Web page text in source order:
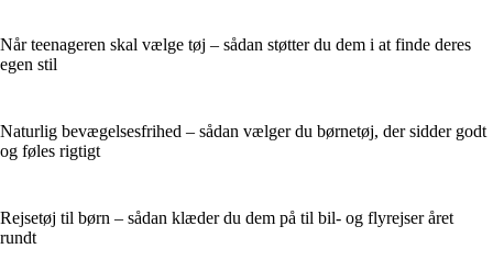
Når teenageren skal vælge tøj – sådan støtter du dem i at finde deres
egen stil
Naturlig bevægelsesfrihed – sådan vælger du børnetøj, der sidder godt
og føles rigtigt
Rejsetøj til børn – sådan klæder du dem på til bil- og flyrejser året
rundt